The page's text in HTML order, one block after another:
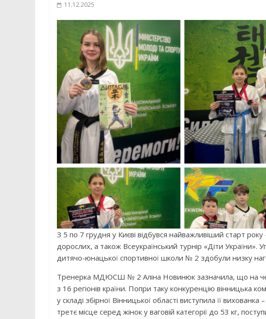
11.12.2025
З 5 по 7 грудня у Києві відбувся найважливіший старт
дорослих, а також Всеукраїнський турнір «Діти України».
дитячо-юнацької спортивної школи № 2 здобули низку
Тренерка МДЮСШ № 2 Аліна Новинюк зазначила, що на
з 16 регіонів країни. Попри таку конкуренцію вінницька
у складі збірної Вінницької області виступила її
третє місце серед жінок у ваговій категорії до 53 кг,